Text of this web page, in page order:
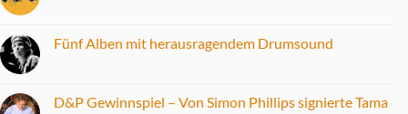
Fame
DD-
Drum
Set
Fünf Alben mit herausragendem Drumsound
Fünf
Alben
D&P Gewinnspiel – Von Simon Phillips signierte Tama